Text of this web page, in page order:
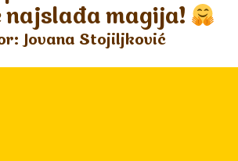
najslađa magija!
Jovana Stojiljković